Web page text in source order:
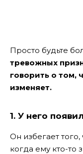
Просто будьте
тревожных
говорить о том,
изменяет.
1. У него
Он избегает
когда ему кто-то